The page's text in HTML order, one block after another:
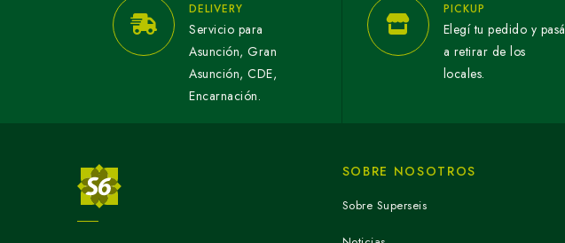
DELIVERY
Servicio para
Asunción, Gran
Asunción, CDE,
Encarnación.
PICKUP
Elegí tu pedido y pasá
a retirar de los
locales.
SOBRE NOSOTROS
Sobre Superseis